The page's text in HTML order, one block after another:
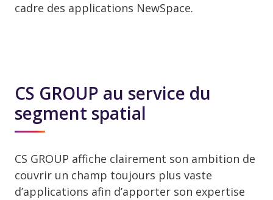
cadre des applications NewSpace.
CS GROUP au service du
segment spatial
CS GROUP affiche clairement son ambition de
couvrir un champ toujours plus vaste
d’applications afin d’apporter son expertise